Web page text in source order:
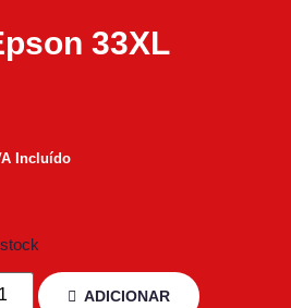
33XL
Incluído
ADICIONAR